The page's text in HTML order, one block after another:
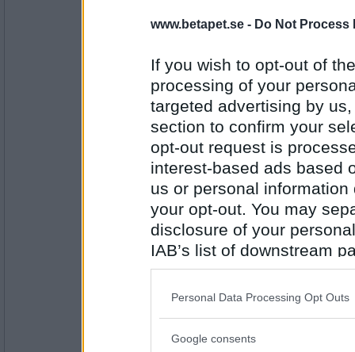
www.betapet.se - Do Not Process
If you wish to opt-out of
processing of your
targeted advertising by
section to confirm your
opt-out request is
interest-based ads based
us or personal
your opt-out. You may
disclosure of your
IAB’s list of downstream
also be disclosed by us
Downstream Participants
Please note that this
Personal Data Processing Opt Outs
Google consents
Antal inlägg:
Antal inlägg:
asocial
kolbjörn